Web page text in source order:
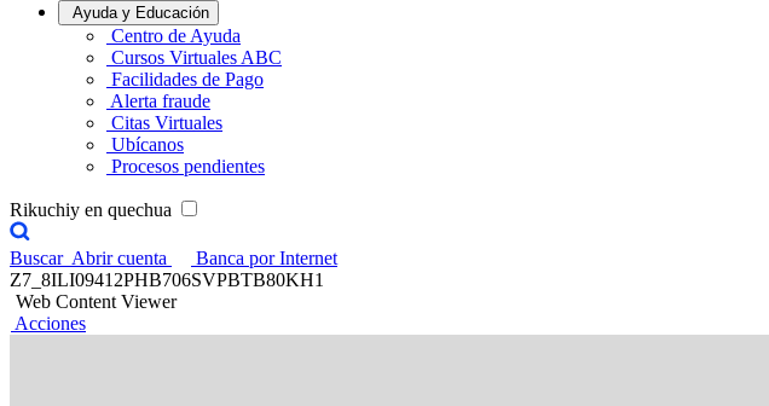
Ayuda y Educación
Centro de Ayuda
Cursos Virtuales ABC
Facilidades de Pago
Alerta fraude
Citas Virtuales
Ubícanos
Procesos pendientes
Rikuchiy en quechua
Buscar Abrir cuenta
Banca por Internet
Z7_8ILI09412PHB706SVPBTB80KH1
Web Content Viewer
Acciones